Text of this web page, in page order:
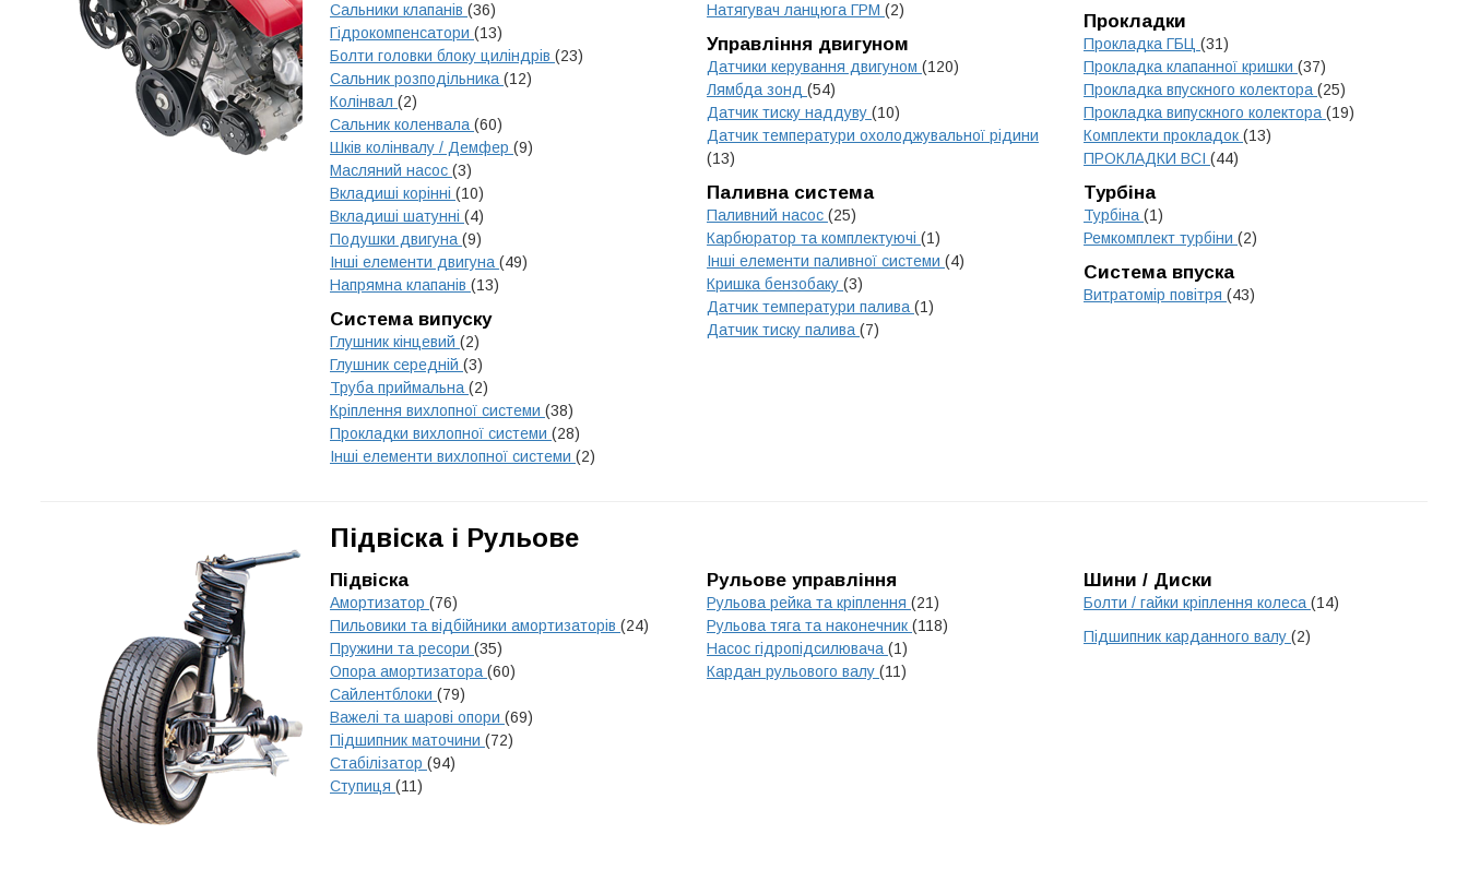
Сальники клапанів (36)
Гідрокомпенсатори (13)
Болти головки блоку циліндрів (23)
Сальник розподільника (12)
Колінвал (2)
Сальник коленвала (60)
Шків колінвалу / Демфер (9)
Масляний насос (3)
Вкладиші корінні (10)
Вкладиші шатунні (4)
Подушки двигуна (9)
Інші елементи двигуна (49)
Напрямна клапанів (13)
Натягувач ланцюга ГРМ (2)
Прокладки
Прокладка ГБЦ (31)
Прокладка клапанної кришки (37)
Прокладка впускного колектора (25)
Прокладка випускного колектора (19)
Комплекти прокладок (13)
ПРОКЛАДКИ ВСІ (44)
Управління двигуном
Датчики керування двигуном (120)
Лямбда зонд (54)
Датчик тиску наддуву (10)
Датчик температури охолоджувальної рідини
(13)
Паливна система
Паливний насос (25)
Карбюратор та комплектуючі (1)
Інші елементи паливної системи (4)
Кришка бензобаку (3)
Датчик температури палива (1)
Датчик тиску палива (7)
Турбіна
Турбіна (1)
Ремкомплект турбіни (2)
Система впуска
Витратомір повітря (43)
Система випуску
Глушник кінцевий (2)
Глушник середній (3)
Труба приймальна (2)
Кріплення вихлопної системи (38)
Прокладки вихлопної системи (28)
Інші елементи вихлопної системи (2)
Підвіска і Рульове
Підвіска
Амортизатор (76)
Пильовики та відбійники амортизаторів (24)
Пружини та ресори (35)
Опора амортизатора (60)
Сайлентблоки (79)
Важелі та шарові опори (69)
Підшипник маточини (72)
Стабілізатор (94)
Ступиця (11)
Рульове управління
Рульова рейка та кріплення (21)
Рульова тяга та наконечник (118)
Насос гідропідсилювача (1)
Кардан рульового валу (11)
Шини / Диски
Болти / гайки кріплення колеса (14)
Підшипник карданного валу (2)